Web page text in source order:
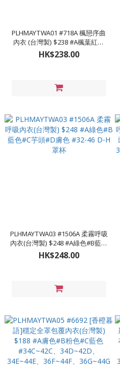
PLHMAYTWA01 #718A 楓戀序曲
內衣 (台灣製) $238 #A楓葉紅色
#B粉色 # 32C~42C，32D~42D，
32E~44E，32F~44F
HK$238.00
PLHMAYTWA03 #1506A 柔霧呼吸
內衣(台灣製) $248 #A綠色#B藍色
#C芋頭#D膚色 #32-46 D-H罩杯
HK$248.00